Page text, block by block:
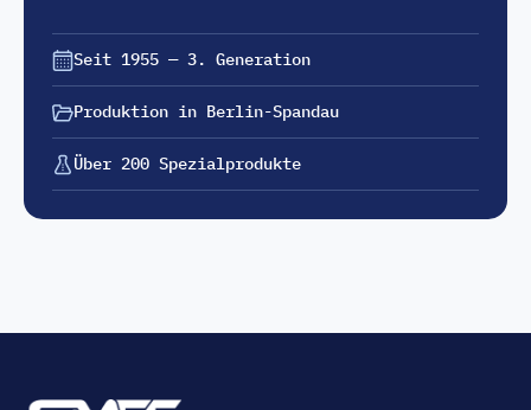
Seit 1955 — 3. Generation
Produktion in Berlin-Spandau
Über 200 Spezialprodukte